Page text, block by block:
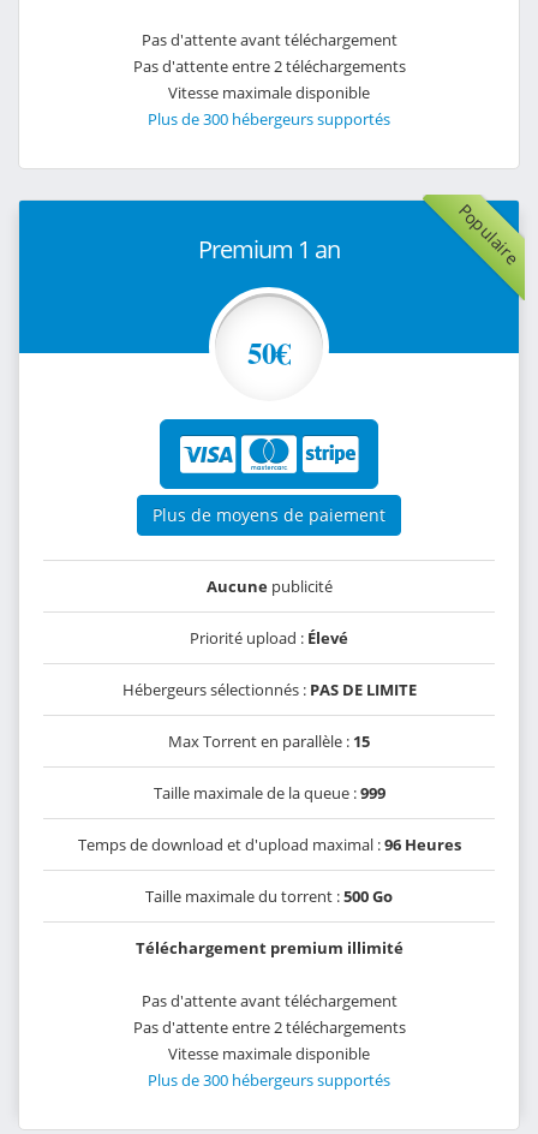
Pas d'attente avant téléchargement
Pas d'attente entre 2 téléchargements
Vitesse maximale disponible
Plus de 300 hébergeurs supportés
Populaire
Premium 1 an
50€
Plus de moyens de paiement
Aucunepublicité
Priorité upload : Élevé
Hébergeurs sélectionnés : PAS DE LIMITE
Max Torrent en parallèle : 15
Taille maximale de la queue :999
Temps de download et d'upload maximal :96 Heures
Taille maximale du torrent :500 Go
Téléchargement premium illimité
Pas d'attente avant téléchargement
Pas d'attente entre 2 téléchargements
Vitesse maximale disponible
Plus de 300 hébergeurs supportés